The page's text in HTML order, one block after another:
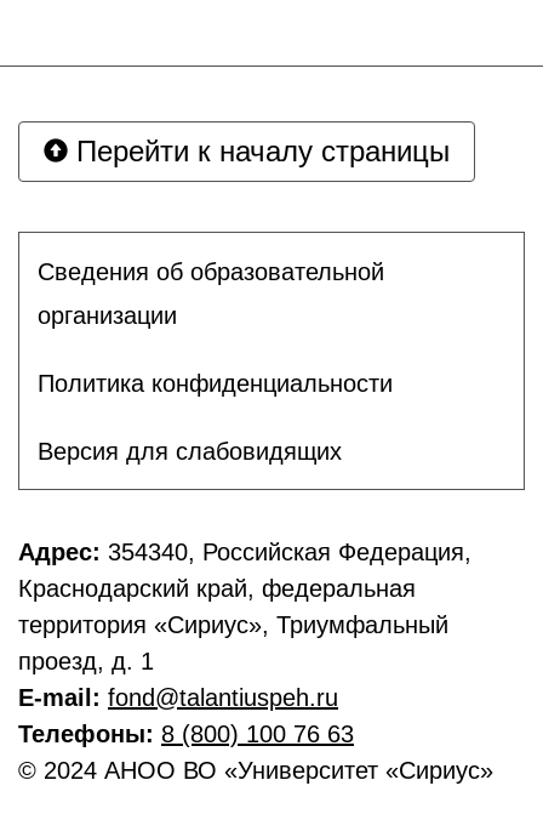
Перейти к началу страницы
Сведения об образовательной
организации
Политика конфиденциальности
Версия для слабовидящих
Адрес: 354340, Российская Федерация,
Краснодарский край, федеральная
территория «Сириус», Триумфальный
проезд, д. 1
E-mail: fond@talantiuspeh.ru
Телефоны: 8 (800) 100 76 63
© 2024 АНОО ВО «Университет «Сириус»